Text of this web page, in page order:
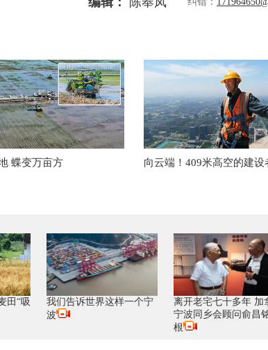
蝶变万亩方 向云端！409米高空的建设
田“吸
我们告诉世界这样一个宁
波
离开老宅七十多年 加
宁波同乡会顾问俞昌
根